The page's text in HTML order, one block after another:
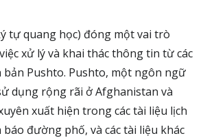
tự quang học) đóng một vai trò
xử lý và khai thác thông tin từ các
bản Pushto. Pushto, một ngôn ngữ
dụng rộng rãi ở Afghanistan và
xuất hiện trong các tài liệu lịch
báo đường phố, và các tài liệu khác